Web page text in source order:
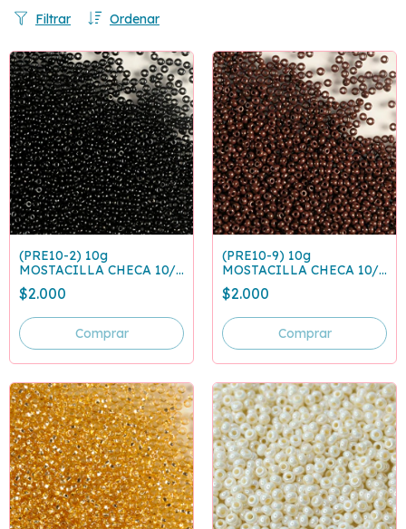
Ordenar
Filtrar
(PRE10-2) 10g
MOSTACILLA CHECA 10/0
NEGRA 23980
$2.000
(PRE10-9) 10g
MOSTACILLA CHECA 10/0
CAFE OSCURO 13780
$2.000